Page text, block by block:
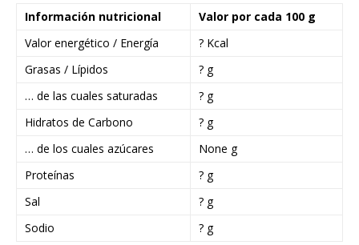
Información nutricional
Valor por cada 100 g
Valor energético / Energía
? Kcal
Grasas / Lípidos
? g
… de las cuales saturadas
? g
Hidratos de Carbono
? g
… de los cuales azúcares
None g
Proteínas
? g
Sal
? g
Sodio
? g